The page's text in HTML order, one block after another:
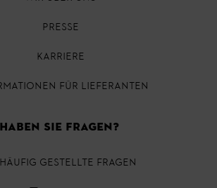
PRESSE
KARRIERE
FÜR LIEFERANTEN
HABEN SIE FRAGEN?
HÄUFIG GESTELLTE FRAGEN